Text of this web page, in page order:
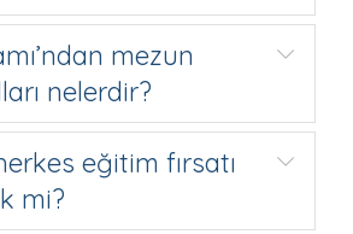
mezun
nelerdir?
eğitim fırsatı
mi?